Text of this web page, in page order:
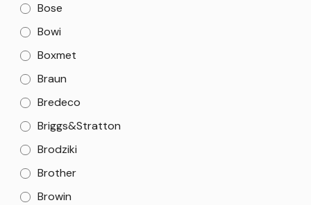
Bose
Bowi
Boxmet
Braun
Bredeco
Briggs&Stratton
Brodziki
Brother
Browin